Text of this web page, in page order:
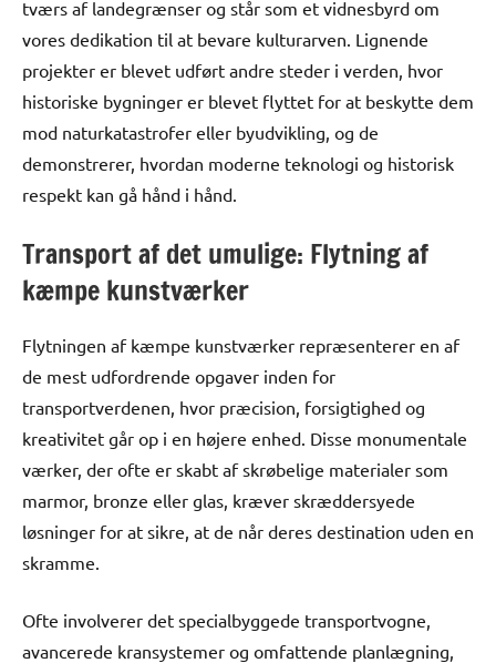
tværs af landegrænser og står som et vidnesbyrd om
vores dedikation til at bevare kulturarven. Lignende
projekter er blevet udført andre steder i verden, hvor
historiske bygninger er blevet flyttet for at beskytte dem
mod naturkatastrofer eller byudvikling, og de
demonstrerer, hvordan moderne teknologi og historisk
respekt kan gå hånd i hånd.
Transport af det umulige: Flytning af
kæmpe kunstværker
Flytningen af kæmpe kunstværker repræsenterer en af
de mest udfordrende opgaver inden for
transportverdenen, hvor præcision, forsigtighed og
kreativitet går op i en højere enhed. Disse monumentale
værker, der ofte er skabt af skrøbelige materialer som
marmor, bronze eller glas, kræver skræddersyede
løsninger for at sikre, at de når deres destination uden en
skramme.
Ofte involverer det specialbyggede transportvogne,
avancerede kransystemer og omfattende planlægning,